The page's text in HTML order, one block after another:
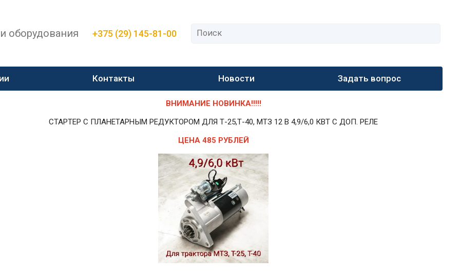
оборудования +375 (29) 145-81-00
Контакты Новости Задать вопрос
ВНИМАНИЕ НОВИНКА!!!!!
СТАРТЕР С ПЛАНЕТАРНЫМ РЕДУКТОРОМ ДЛЯ Т-25,Т-40, МТЗ 12 В 4,9/6,0 КВТ С ДОП. РЕЛЕ
ЦЕНА 485 РУБЛЕЙ